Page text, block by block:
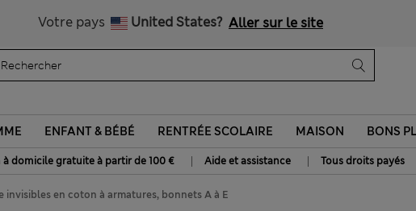
Votre pays United States? Aller sur le site
ENFANT & BÉBÉ RENTRÉE SCOLAIRE MAISON BONS
à domicile gratuite à partir de 100 € | Aide et assistance | Tous droits payés
en coton à armatures, bonnets A à E